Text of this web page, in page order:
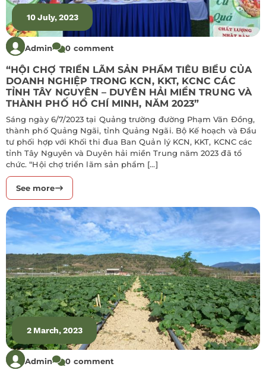
10 July, 2023
Admin 0 comment
“HỘI CHỢ TRIỂN LÃM SẢN PHẨM TIÊU BIỂU CỦA
DOANH NGHIỆP TRONG KCN, KKT, KCNC CÁC
TỈNH TÂY NGUYÊN – DUYÊN HẢI MIỀN TRUNG VÀ
THÀNH PHỐ HỒ CHÍ MINH, NĂM 2023”
Sáng ngày 6/7/2023 tại Quảng trường đường Phạm Văn Đồng,
thành phố Quảng Ngãi, tỉnh Quảng Ngãi. Bộ Kế hoạch và Đầu
tư phối hợp với Khối thi đua Ban Quản lý KCN, KKT, KCNC các
tỉnh Tây Nguyên và Duyên hải miền Trung năm 2023 đã tổ
chức. “Hội chợ triển lãm sản phẩm […]
See more
2 March, 2023
Admin 0 comment